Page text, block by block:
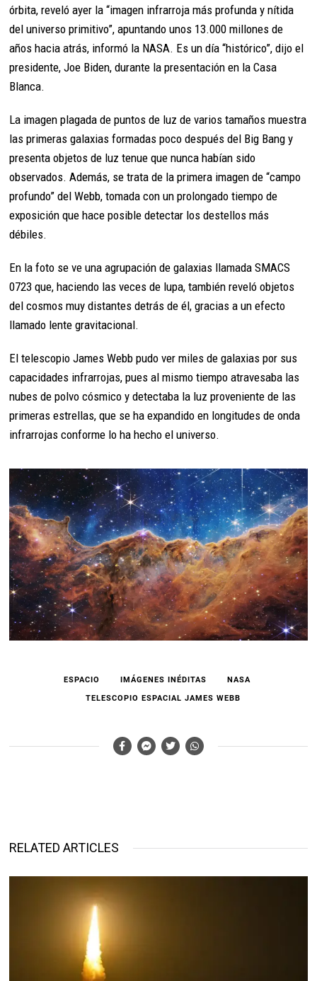
órbita, reveló ayer la “imagen infrarroja más profunda y nítida
del universo primitivo”, apuntando unos 13.000 millones de
años hacia atrás, informó la NASA. Es un día “histórico”, dijo el
presidente, Joe Biden, durante la presentación en la Casa
Blanca.
La imagen plagada de puntos de luz de varios tamaños muestra
las primeras galaxias formadas poco después del Big Bang y
presenta objetos de luz tenue que nunca habían sido
observados. Además, se trata de la primera imagen de “campo
profundo” del Webb, tomada con un prolongado tiempo de
exposición que hace posible detectar los destellos más
débiles.
En la foto se ve una agrupación de galaxias llamada SMACS
0723 que, haciendo las veces de lupa, también reveló objetos
del cosmos muy distantes detrás de él, gracias a un efecto
llamado lente gravitacional.
El telescopio James Webb pudo ver miles de galaxias por sus
capacidades infrarrojas, pues al mismo tiempo atravesaba las
nubes de polvo cósmico y detectaba la luz proveniente de las
primeras estrellas, que se ha expandido en longitudes de onda
infrarrojas conforme lo ha hecho el universo.
ESPACIO IMÁGENES INÉDITAS
NASA
TELESCOPIO ESPACIAL JAMES WEBB
RELATED ARTICLES